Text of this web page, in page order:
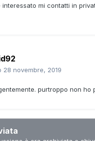
interessato mi contatti in
28 novembre, 2019
purtroppo non ho